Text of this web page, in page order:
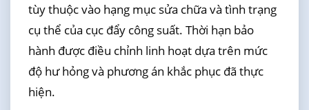
tùy thuộc vào hạng mục sửa chữa và tình trạng
cụ thể của cục đẩy công suất. Thời hạn bảo
hành được điều chỉnh linh hoạt dựa trên mức
độ hư hỏng và phương án khắc phục đã thực
hiện.